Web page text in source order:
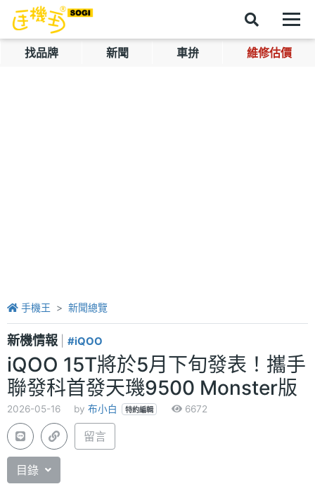
找品牌 新聞 車拚 維修估價
手機王 新聞總覽
新機情報 #iQOO
iQOO 15T將於5月下旬發表！攜手
聯發科首發天璣9500 Monster版
2026-05-16 by 布小白 特約編輯 6672
留言
目錄